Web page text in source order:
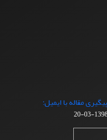
مقاله با ایمیل:
1398-